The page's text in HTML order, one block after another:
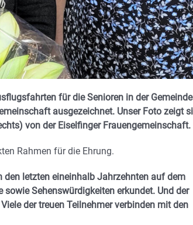
für die Senioren in der Gemeinde
ausgezeichnet. Unser Foto zeigt
von der Eiselfinger Frauengemeinschaft.
Rahmen für die Ehrung.
den letzten eineinhalb Jahrzehnten auf dem
Sehenswürdigkeiten erkundet. Und der
der treuen Teilnehmer verbinden mit den